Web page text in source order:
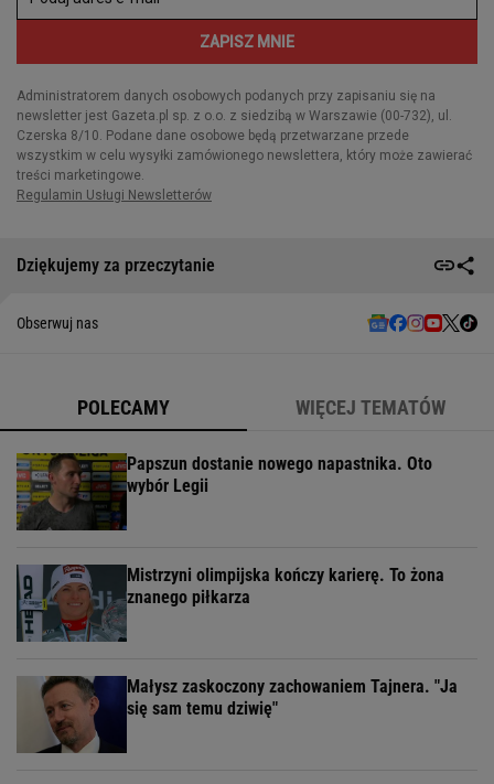
Dziękujemy za przeczytanie
Obserwuj nas
POLECAMY WIĘCEJ TEMATÓW
Papszun dostanie nowego napastnika. Oto
wybór Legii
Mistrzyni olimpijska kończy karierę. To żona
znanego piłkarza
Małysz zaskoczony zachowaniem Tajnera. "Ja
się sam temu dziwię"